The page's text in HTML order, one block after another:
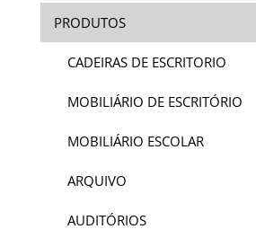
PRODUTOS
CADEIRAS DE ESCRITORIO
MOBILIÁRIO DE ESCRITÓRIO
MOBILIÁRIO ESCOLAR
ARQUIVO
AUDITÓRIOS